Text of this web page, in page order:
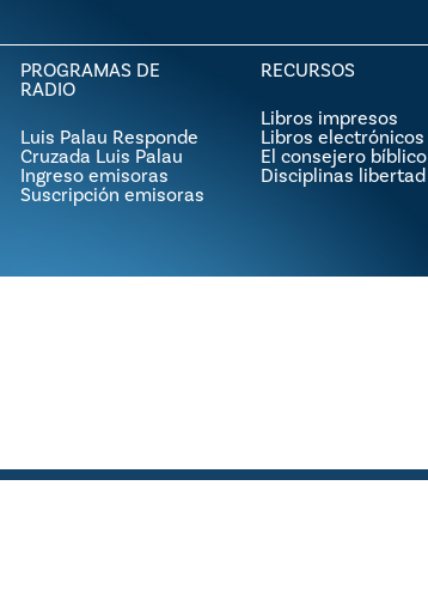
PROGRAMAS DE
RADIO
Luis Palau Responde
Cruzada Luis Palau
Ingreso emisoras
Suscripción emisoras
RECURSOS
Libros impresos
Libros electrónicos
El consejero bíblico
Disciplinas libertad